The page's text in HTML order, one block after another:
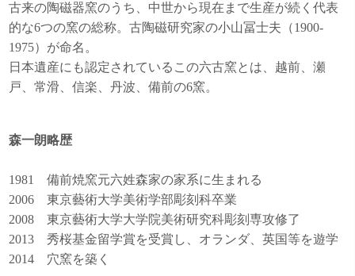
古来の陶磁器窯のうち、中世から現在まで生産が続く代表
的な6つの窯の総称。古陶磁研究家の小山冨士夫（1900-
1975）が命名。
日本遺産にも認定されているこの六古窯とは、越前、瀬
戸、常滑、信楽、丹波、備前の6窯。
森一朗略歴
1981 備前焼窯元六姓森家の家系に生まれる
2006 東京藝術大学美術学部彫刻科卒業
2008 東京藝術大学大学院美術研究科彫刻専攻修了
2013 秀桜基金留学賞を受賞し、オランダ、英国等を遊学
2014 穴窯を築く